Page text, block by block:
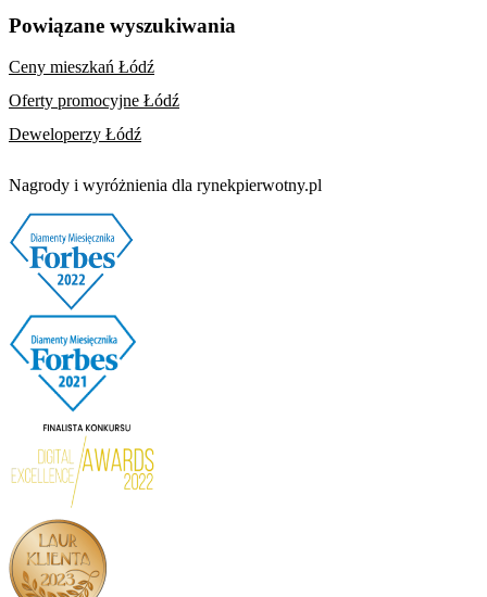
Powiązane wyszukiwania
Ceny mieszkań Łódź
Oferty promocyjne Łódź
Deweloperzy Łódź
Nagrody i wyróżnienia dla rynekpierwotny.pl